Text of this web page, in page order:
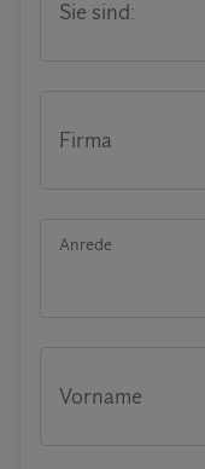
Sie sind:
Firma
Anrede
Vorname